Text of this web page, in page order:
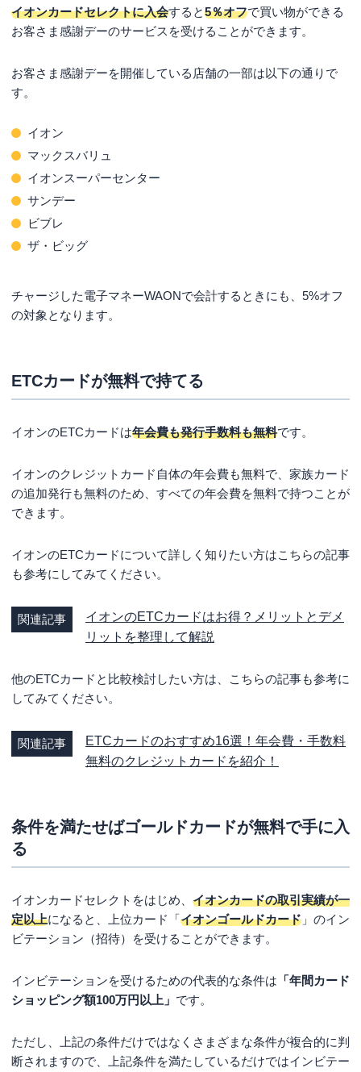
イオンカードセレクトに入会すると5％オフで買い物ができる
お客さま感謝デーのサービスを受けることができます。
お客さま感謝デーを開催している店舗の一部は以下の通りで
す。
イオン
マックスバリュ
イオンスーパーセンター
サンデー
ビブレ
ザ・ビッグ
チャージした電子マネーWAONで会計するときにも、5%オフ
の対象となります。
ETCカードが無料で持てる
イオンのETCカードは年会費も発行手数料も無料です。
イオンのクレジットカード自体の年会費も無料で、家族カード
の追加発行も無料のため、すべての年会費を無料で持つことが
できます。
イオンのETCカードについて詳しく知りたい方はこちらの記事
も参考にしてみてください。
関連記事
イオンのETCカードはお得？メリットとデメ
リットを整理して解説
他のETCカードと比較検討したい方は、こちらの記事も参考に
してみてください。
関連記事
ETCカードのおすすめ16選！年会費・手数料
無料のクレジットカードを紹介！
条件を満たせばゴールドカードが無料で手に入
る
イオンカードセレクトをはじめ、 イオンカードの取引実績が一
定以上になると、上位カード「イオンゴールドカード 」のイン
ビテーション（招待）を受けることができます。
インビテーションを受けるための代表的な条件は 「年間カード
ショッピング額100万円以上」 です。
ただし、上記の条件だけではなくさまざまな条件が複合的に判
断されますので、上記条件を満たしているだけではインビテー